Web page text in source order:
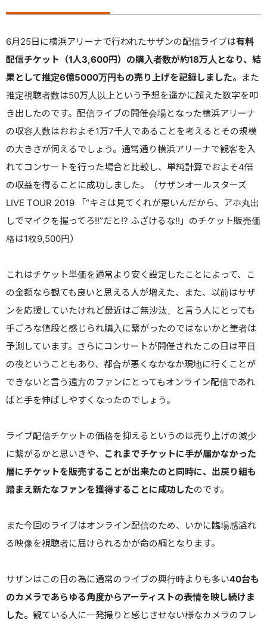
6月25日に横浜アリーナで行われたサザンの配信ライブは有料
配信チケット（1人3,600円）の購入者数が約18万人となり、結
果として推定6億5000万円もの売り上げを記録しました。
また
推定視聴者数は50万人以上という予想を遥かに超えた数字を叩
き出したのです。配信ライブの開催会場となった横浜アリーナ
の収容人数はおおよそ1万7千人であることを考えるとその規模
の大きさが伺えるでしょう。通常通り横浜アリーナで観客を入
れてコンサートを行った場合と比較し、単純計算でおよそ4倍
の収益を得ることに成功しました。（サザンオールスターズ
LIVE TOUR 2019 「“キミは見てくれが悪いんだから、アホ丸出
しでマイクを握ってろ!!”だと!? ふざけるな!!」のチケット販売価
格は1枚9,500円）
これはチケット単価を通常より安く設定したことによって、こ
の金額なら観ても良いと思える人が増えた、また、以前はサザ
ンを応援していたけれど最近はご無沙汰、と言う人にとっても
手ごろな値段と感じられ購入に繋がったのではないかと筆者は
予測しています。さらにコンサートが開催されたこの日は平日
の夜ということもあり、都合が悪くなかなか現地に行くことが
できないと言う遠方のファンにとってもオンライン配信であれ
ばと手を伸ばしやすくなったのでしょう。
ライブ配信チケットの価格を抑えるというのは売り上げの減少
に繋がるかと思いきや、
これまでチケットに手が届かなかった
層にチケットを販売することが出来たのと同時に、出戻り組も
踏まえ新たなファンを獲得することに成功したのです。
また今回のライブはオンライン配信のため、いかに臨場感溢れ
る映像を視聴者に届けられるかが命の綱となります。
サザンはこの日の為に通常のライブの興行時よりも多い40台も
のカメラであらゆる角度からアーティストの表情を映し続けま
した。 観ている人に一発撮りと感じさせない様なカメラのフレ